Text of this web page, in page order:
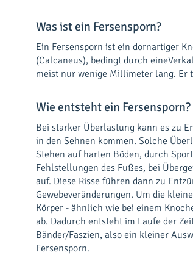
Was ist ein Fersensporn?
Ein Fersensporn ist ein dornartiger
(Calcaneus), bedingt durch
meist nur wenige Millimeter lang. Er
Wie entsteht ein Fersensporn?
Bei starker Überlastung kann es zu
in den Sehnen kommen. Solche
Stehen auf harten Böden, durch
Fehlstellungen des Fußes, bei
auf. Diese Risse führen dann zu
Gewebeveränderungen. Um die
Körper - ähnlich wie bei einem
ab. Dadurch entsteht im Laufe der
Bänder/Faszien, also ein kleiner
Fersensporn.